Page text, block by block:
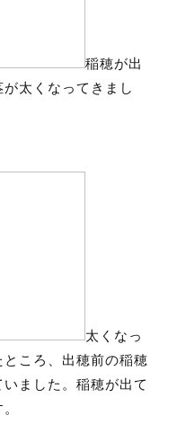
稲穂が出
太くなってきまし
太くなっ
ころ、出穂前の稲穂
ました。稲穂が出て